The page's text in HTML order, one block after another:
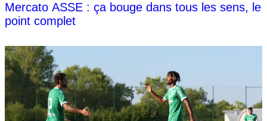
Mercato ASSE : ça bouge dans tous les sens, le
point complet